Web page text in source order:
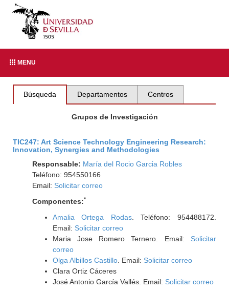
MENU
Búsqueda Departamentos Centros
Grupos de Investigación
TIC247: Art Science Technology Engineering Research:
Innovation, Synergies and Methodologies
Responsable: María del Rocio Garcia Robles
Teléfono: 954550166
Email: Solicitar correo
Componentes:*
Amalia Ortega Rodas. Teléfono: 954488172.
Email: Solicitar correo
Maria Jose Romero Ternero. Email: Solicitar
correo
Olga Albillos Castillo. Email: Solicitar correo
Clara Ortiz Cáceres
José Antonio García Vallés. Email: Solicitar correo